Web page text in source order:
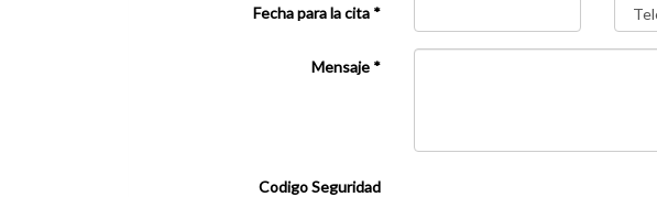
Fecha para la cita *
Mensaje *
Codigo Seguridad